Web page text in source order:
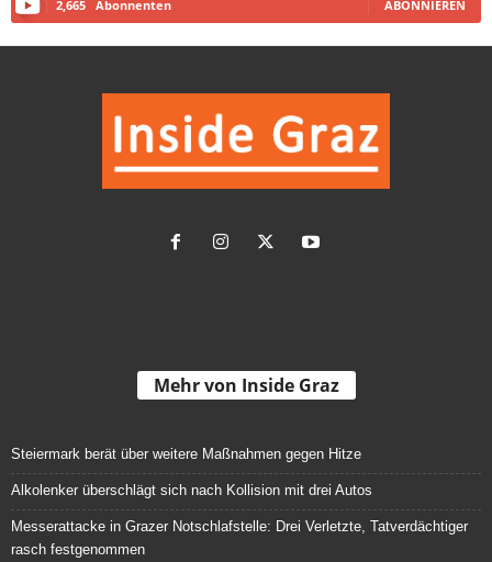
2,665 Abonnenten ABONNIEREN
Mehr von Inside Graz
Steiermark berät über weitere Maßnahmen gegen Hitze
Alkolenker überschlägt sich nach Kollision mit drei Autos
Messerattacke in Grazer Notschlafstelle: Drei Verletzte, Tatverdächtiger
rasch festgenommen